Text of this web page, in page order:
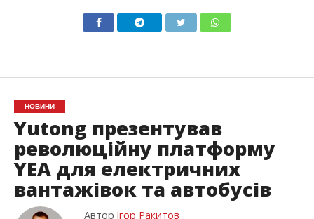
НОВИНИ
Yutong презентував
революційну платформу
YEA для електричних
вантажівок та автобусів
Автор Ігор Ракитов